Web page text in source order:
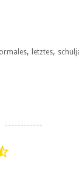
, letztes,